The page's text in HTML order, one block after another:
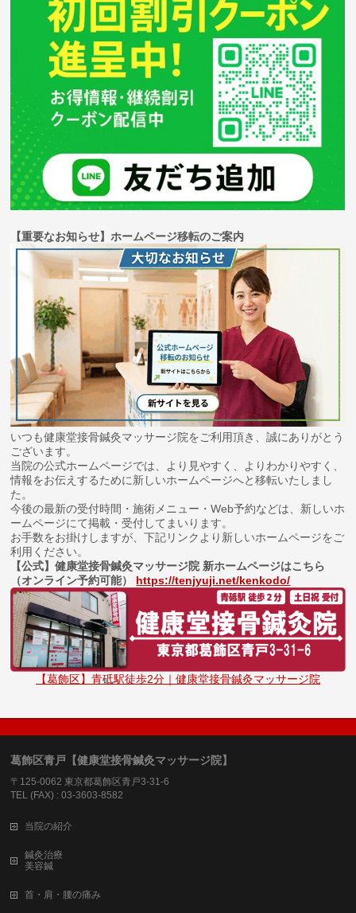
【重要なお知らせ】ホームページ移転のご案内
いつも健康堂接骨鍼灸マッサージ院をご利用頂き、誠にありがとう
ございます。
当院の公式ホームページでは、より見やすく、よりわかりやすく、
情報をお伝えするために新しいホームページへと移転いたしまし
た。
今後の最新の受付時間・施術メニュー・Web予約などは、新しいホ
ームページにて掲載・受付してまいります。
お手数をお掛けしますが、下記リンクより新しいホームページをご
利用ください。
【公式】健康堂接骨鍼灸マッサージ院 新ホームページはこちら
（オンライン予約可能） https://tenjyuji.net/kenkodo/
【葛飾区】青砥駅徒歩2分｜健康堂接骨鍼灸マッサージ院
葛飾区青戸【健康堂接骨鍼灸マッサージ院】
〒125-0062 東京都葛飾区青戸3-31-6
TEL (FAX) : 03-3603-8582
当院の紹介
鍼灸治療
美容鍼
首・肩・腰の痛み